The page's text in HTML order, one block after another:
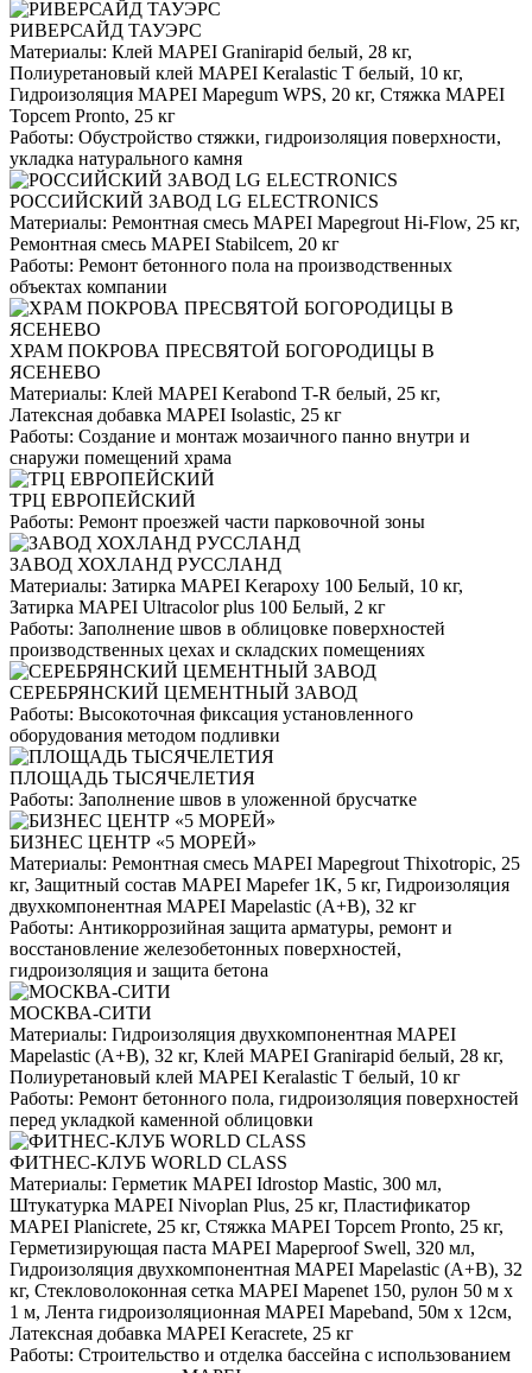
РИВЕРСАЙД ТАУЭРС
Материалы: Клей MAPEI Granirapid белый, 28 кг,
Полиуретановый клей MAPEI Keralastic T белый, 10 кг,
Гидроизоляция MAPEI Mapegum WPS, 20 кг, Стяжка MAPEI
Topcem Pronto, 25 кг
Работы: Обустройство стяжки, гидроизоляция поверхности,
укладка натурального камня
РОССИЙСКИЙ ЗАВОД LG ELECTRONICS
Материалы: Ремонтная смесь MAPEI Mapegrout Hi-Flow, 25 кг,
Ремонтная смесь MAPEI Stabilcem, 20 кг
Работы: Ремонт бетонного пола на производственных
объектах компании
ХРАМ ПОКРОВА ПРЕСВЯТОЙ БОГОРОДИЦЫ В
ЯСЕНЕВО
Материалы: Клей MAPEI Kerabond T-R белый, 25 кг,
Латексная добавка MAPEI Isolastic, 25 кг
Работы: Создание и монтаж мозаичного панно внутри и
снаружи помещений храма
ТРЦ ЕВРОПЕЙСКИЙ
Работы: Ремонт проезжей части парковочной зоны
ЗАВОД ХОХЛАНД РУССЛАНД
Материалы: Затирка MAPEI Kerapoxy 100 Белый, 10 кг,
Затирка MAPEI Ultracolor plus 100 Белый, 2 кг
Работы: Заполнение швов в облицовке поверхностей
производственных цехах и складских помещениях
СЕРЕБРЯНСКИЙ ЦЕМЕНТНЫЙ ЗАВОД
Работы: Высокоточная фиксация установленного
оборудования методом подливки
ПЛОЩАДЬ ТЫСЯЧЕЛЕТИЯ
Работы: Заполнение швов в уложенной брусчатке
БИЗНЕС ЦЕНТР «5 МОРЕЙ»
Материалы: Ремонтная смесь MAPEI Mapegrout Thixotropic, 25
кг, Защитный состав MAPEI Mapefer 1K, 5 кг, Гидроизоляция
двухкомпонентная MAPEI Mapelastic (А+B), 32 кг
Работы: Антикоррозийная защита арматуры, ремонт и
восстановление железобетонных поверхностей,
гидроизоляция и защита бетона
МОСКВА-СИТИ
Материалы: Гидроизоляция двухкомпонентная MAPEI
Mapelastic (А+B), 32 кг, Клей MAPEI Granirapid белый, 28 кг,
Полиуретановый клей MAPEI Keralastic T белый, 10 кг
Работы: Ремонт бетонного пола, гидроизоляция поверхностей
перед укладкой каменной облицовки
ФИТНЕС-КЛУБ WORLD CLASS
Материалы: Герметик MAPEI Idrostop Mastic, 300 мл,
Штукатурка MAPEI Nivoplan Plus, 25 кг, Пластификатор
MAPEI Planicrete, 25 кг, Стяжка MAPEI Topcem Pronto, 25 кг,
Герметизирующая паста MAPEI Mapeproof Swell, 320 мл,
Гидроизоляция двухкомпонентная MAPEI Mapelastic (А+B), 32
кг, Стекловолоконная сетка MAPEI Mapenet 150, рулон 50 м х
1 м, Лента гидроизоляционная MAPEI Mapeband, 50м x 12см,
Латексная добавка MAPEI Keracrete, 25 кг
Работы: Строительство и отделка бассейна с использованием